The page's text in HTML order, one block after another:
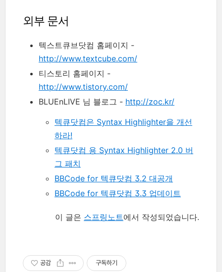
외부 문서
텍스트큐브닷컴 홈페이지 -
http://www.textcube.com/
티스토리 홈페이지 -
http://www.tistory.com/
BLUEnLIVE 님 블로그 - http://zoc.kr/
텍큐닷컴은 Syntax Highlighter을 개선
하라!
텍큐닷컴 용 Syntax Highlighter 2.0 버
그 패치
BBCode for 텍큐닷컴 3.2 대공개
BBCode for 텍큐닷컴 3.3 업데이트
이 글은 스프링노트에서 작성되었습니다.
공감 구독하기